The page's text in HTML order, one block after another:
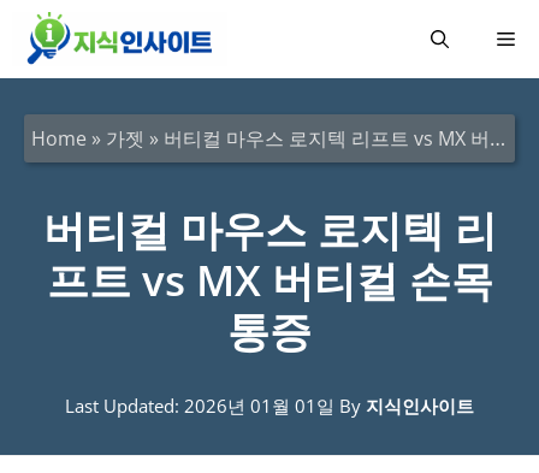
메
Home » 가젯 » 버티컬 마우스 로지텍 리프트 vs MX 버티컬 손목 통증
버티컬 마우스 로지텍 리
프트 vs MX 버티컬 손목
통증
Last Updated: 2026년 01월 01일 By 지식인사이트